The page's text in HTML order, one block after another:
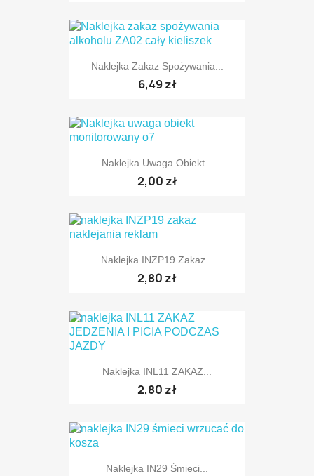
Naklejka Zakaz Spożywania...
6,49 zł
Naklejka Uwaga Obiekt...
2,00 zł
Naklejka INZP19 Zakaz...
2,80 zł
Naklejka INL11 ZAKAZ...
2,80 zł
Naklejka IN29 Śmieci...